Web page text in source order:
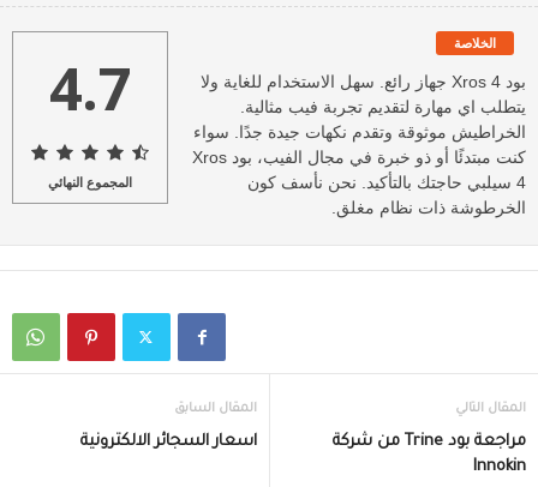
الخلاصة
بود Xros 4 جهاز رائع. سهل الاستخدام للغاية ولا
يتطلب اي مهارة لتقديم تجربة فيب مثالية.
الخراطيش موثوقة وتقدم نكهات جيدة جدًا. سواء
كنت مبتدئًا أو ذو خبرة في مجال الفيب، بود Xros
4 سيلبي حاجتك بالتأكيد. نحن نأسف كون
الخرطوشة ذات نظام مغلق.
4.7
المجموع النهائي
المقال السابق
اسعار السجائر الالكترونية
المقال التالي
مراجعة بود Trine من شركة
Innokin